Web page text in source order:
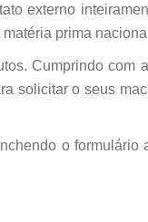
externo
prima
Cumprindo com
solicitar o seus
o formulário